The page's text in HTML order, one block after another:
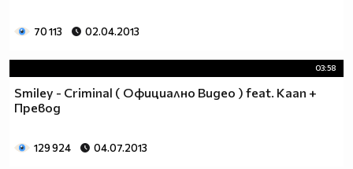
70 113 02.04.2013
03:58
Smiley - Criminal ( Официално Видео ) feat. Kaan +
Превод
129 924 04.07.2013